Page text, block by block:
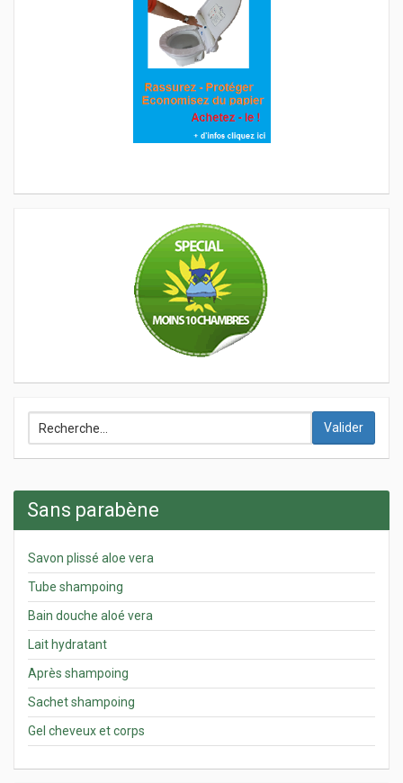
Valider
Sans parabène
Savon plissé aloe vera
Tube shampoing
Bain douche aloé vera
Lait hydratant
Après shampoing
Sachet shampoing
Gel cheveux et corps